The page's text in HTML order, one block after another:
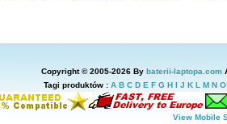
Copyright © 2005-2026 By baterii-laptopa.com
Tagi produktów : A B C D E F G H J K L M N O
View Mobile